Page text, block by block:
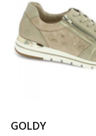
GOLDY